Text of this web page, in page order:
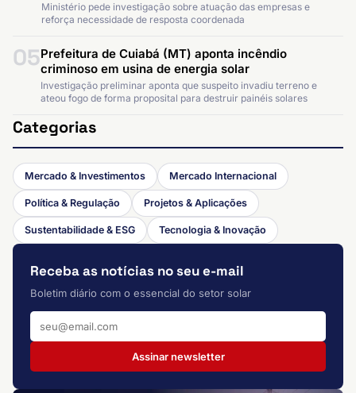
Ministério pede investigação sobre atuação das empresas e
reforça necessidade de resposta coordenada
05Prefeitura de Cuiabá (MT) aponta incêndio
criminoso em usina de energia solar
Investigação preliminar aponta que suspeito invadiu terreno e
ateou fogo de forma proposital para destruir painéis solares
Categorias
Mercado & Investimentos Mercado Internacional
Política & Regulação Projetos & Aplicações
Sustentabilidade & ESG Tecnologia & Inovação
Receba as notícias no seu e-mail
Boletim diário com o essencial do setor solar
Assinar newsletter